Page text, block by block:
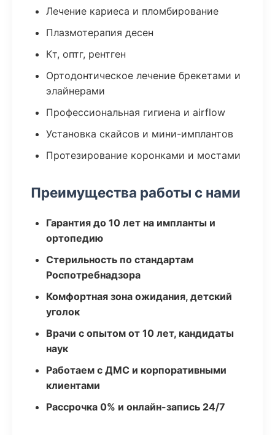
Лечение кариеса и пломбирование
Плазмотерапия десен
Кт, оптг, рентген
Ортодонтическое лечение брекетами и
элайнерами
Профессиональная гигиена и airflow
Установка скайсов и мини-имплантов
Протезирование коронками и мостами
Преимущества работы с нами
Гарантия до 10 лет на импланты и
ортопедию
Стерильность по стандартам
Роспотребнадзора
Комфортная зона ожидания, детский
уголок
Врачи с опытом от 10 лет, кандидаты
наук
Работаем с ДМС и корпоративными
клиентами
Рассрочка 0% и онлайн-запись 24/7